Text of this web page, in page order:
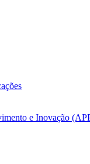
e Inovação